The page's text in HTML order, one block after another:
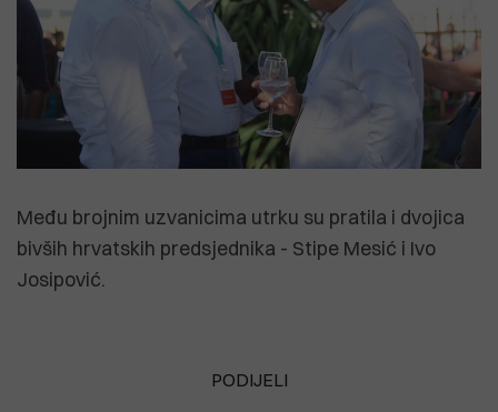
Među brojnim uzvanicima utrku su pratila i dvojica
bivših hrvatskih predsjednika - Stipe Mesić i Ivo
Josipović.
PODIJELI